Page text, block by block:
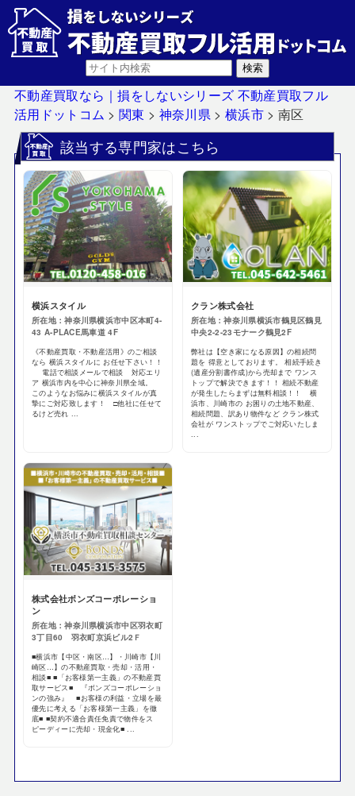
不動産買取なら｜損をしないシリーズ 不動産買取フル
活用ドットコム >関東 > 神奈川県 > 横浜市> 南区
該当する専門家はこちら
横浜スタイル
所在地：神奈川県横浜市中区本町4-
43 A-PLACE馬車道 4F
《不動産買取・不動産活用》のご相談
なら 横浜スタイルに お任せ下さい！！
電話で相談メールで相談 対応エリ
ア 横浜市内を中心に神奈川県全域。
このようなお悩みに横浜スタイルが真
摯にご対応致します！ □他社に任せて
るけど売れ ...
クラン株式会社
所在地：神奈川県横浜市鶴見区鶴見
中央2-2-23モナーク鶴見2F
弊社は【空き家になる原因】の相続問
題を 得意としております。 相続手続き
(遺産分割書作成)から売却まで ワンス
トップで解決できます！！ 相続不動産
が発生したらまずは無料相談！！ 横
浜市、川崎市の お困りの土地不動産、
相続問題、訳あり物件など クラン株式
会社が ワンストップでご対応いたしま
...
株式会社ボンズコーポレーショ
ン
所在地：神奈川県横浜市中区羽衣町
3丁目60 羽衣町京浜ビル2Ｆ
■横浜市【中区・南区…】・川崎市【川
崎区…】の不動産買取・売却・活用・
相談■ ■「お客様第一主義」の不動産買
取サービス■ 『ボンズコーポレーショ
ンの強み』 ■お客様の利益・立場を最
優先に考える「お客様第一主義」を徹
底■ ■契約不適合責任免責で物件をス
ピーディーに売却・現金化■ ...